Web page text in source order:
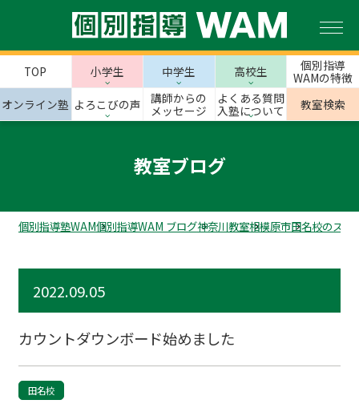
TOP 小学生 中学生 高校生
個別指導
WAMの特徴
オンライン塾 よろこびの声
講師からの
メッセージ
よくある質問
入塾について
教室検索
教室ブログ
個別指導塾WAM個別指導WAM ブログ神奈川教室相模原市田名校のスタ
2022.09.05
カウントダウンボード始めました
田名校